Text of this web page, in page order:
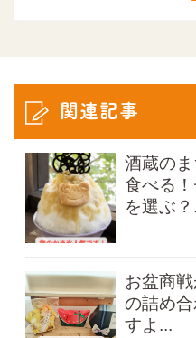
関連記事
酒蔵の
食べる
を選ぶ？
お盆商
の詰め
すよ...